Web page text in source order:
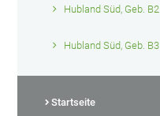
Hubland Süd, Geb. B2
Hubland Süd, Geb. B3
Startseite